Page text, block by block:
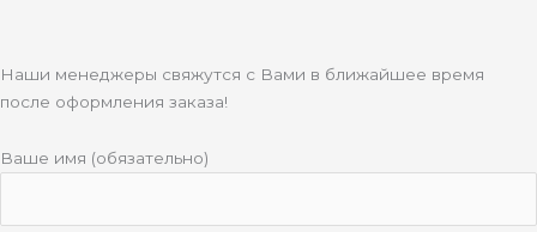
Наши менеджеры свяжутся с Вами в ближайшее время
после оформления заказа!
Ваше имя (обязательно)